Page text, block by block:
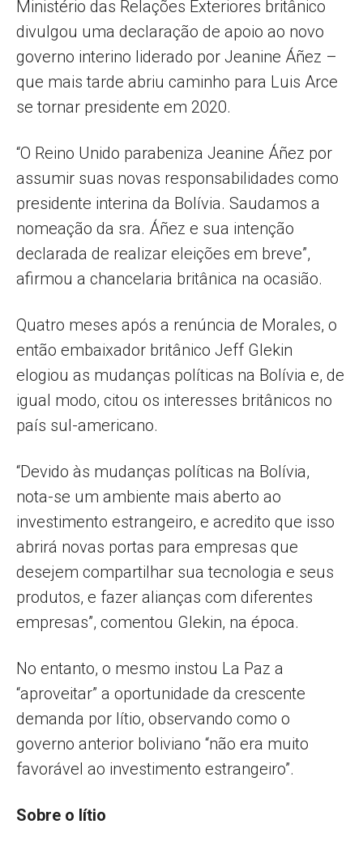
Ministério das Relações Exteriores britânico
divulgou uma declaração de apoio ao novo
governo interino liderado por Jeanine Áñez –
que mais tarde abriu caminho para Luis Arce
se tornar presidente em 2020.
“O Reino Unido parabeniza Jeanine Áñez por
assumir suas novas responsabilidades como
presidente interina da Bolívia. Saudamos a
nomeação da sra. Áñez e sua intenção
declarada de realizar eleições em breve”,
afirmou a chancelaria britânica na ocasião.
Quatro meses após a renúncia de Morales, o
então embaixador britânico Jeff Glekin
elogiou as mudanças políticas na Bolívia e, de
igual modo, citou os interesses britânicos no
país sul-americano.
“Devido às mudanças políticas na Bolívia,
nota-se um ambiente mais aberto ao
investimento estrangeiro, e acredito que isso
abrirá novas portas para empresas que
desejem compartilhar sua tecnologia e seus
produtos, e fazer alianças com diferentes
empresas”, comentou Glekin, na época.
No entanto, o mesmo instou La Paz a
“aproveitar” a oportunidade da crescente
demanda por lítio, observando como o
governo anterior boliviano “não era muito
favorável ao investimento estrangeiro”.
Sobre o lítio